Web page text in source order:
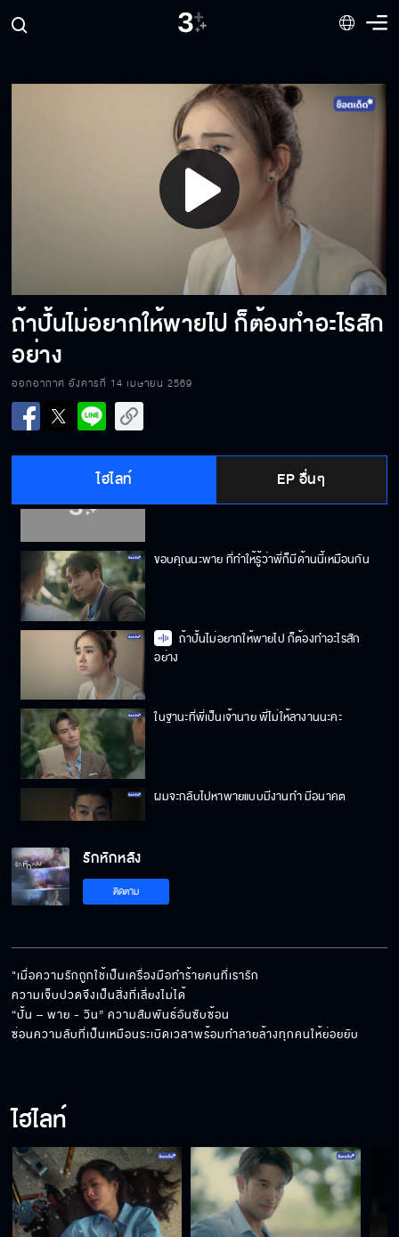
Play
Video
ถ้าปั้นไม่อยากให้พายไป ก็ต้องทำอะไรสัก
อย่าง
ออกอากาศ อังคารที่ 14 เมษายน 2569
ไฮไลท์ EP อื่นๆ
ถ้าคนที่เข้ามาถ้ามันไม่ใช่มันก็ไม่ใช่อยู่ดี
ภายนอกก็ดูรวย จะเอาค่าตัวลูกไปทำไมเยอะแยะ
เชื่อฉันเถอะ พี่ปั้นเขาเคลียร์ได้ทุกอย่างอยู่แล้ว
มีดีอะไรจะมาแต่งงานกับลูกชายฉัน
เราสองคนลงตัวเกินกว่าจะเป็นเพื่อนร่วมงานกัน
ขอบคุณนะพาย ที่ทำให้รู้ว่าพี่ก็มีด้านนี้เหมือนกัน
ถ้าปั้นไม่อยากให้พายไป ก็ต้องทำอะไรสัก
อย่าง
ในฐานะที่พี่เป็นเจ้านาย พี่ไม่ให้ลางานนะคะ
ผมจะกลับไปหาพายแบบมีงานทำ มีอนาคต
กาแฟที่ชงผ่านการทำร้ายคนอื่นพี่ไม่ต้องการ
พี่เรียนรู้ตัวตนของ พาย ตอนที่ พาย ไม่รู้ตัว
ผมจะทำตัวให้ดีขึ้น และทำให้พายรักผมอีกครั้ง
รักหักหลัง
ติดตาม
"เมื่อความรักถูกใช้เป็นเครื่องมือทำร้ายคนที่เรารัก
ความเจ็บปวดจึงเป็นสิ่งที่เลี่ยงไม่ได้
“ปั้น – พาย - วิน” ความสัมพันธ์อันซับซ้อน
ซ่อนความลับที่เป็นเหมือนระเบิดเวลาพร้อมทำลายล้างทุกคนให้ย่อยยับ
ไฮไลท์